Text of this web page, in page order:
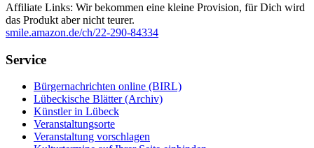
Affiliate Links: Wir bekommen eine kleine Provision, für Dich wird
das Produkt aber nicht teurer.
smile.amazon.de/ch/22-290-84334
Service
Bürgernachrichten online (BIRL)
Lübeckische Blätter (Archiv)
Künstler in Lübeck
Veranstaltungsorte
Veranstaltung vorschlagen